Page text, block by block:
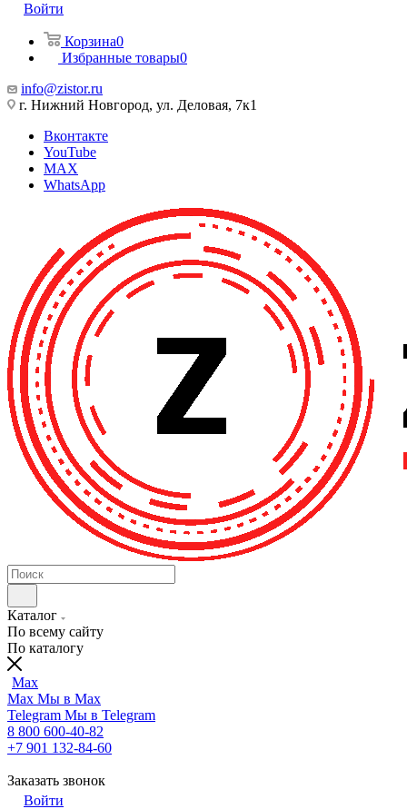
Войти
Корзина0
Избранные товары0
info@zistor.ru
г. Нижний Новгород, ул. Деловая, 7к1
Вконтакте
YouTube
MAX
WhatsApp
Каталог
По всему сайту
По каталогу
Max
Max Мы в Max
Telegram Мы в Telegram
8 800 600-40-82
+7 901 132-84-60
Заказать звонок
Войти